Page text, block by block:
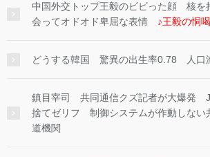
中国外交トップ王毅のビビった顔 核を
会ってオドオド卑屈な表情 ♪王毅の恫
どうする韓国 驚異の出生率0.78 人口
鎮目宰司 共同通信クズ記者が大爆発
捨てゼリフ 制御システムが作動しない
道機関